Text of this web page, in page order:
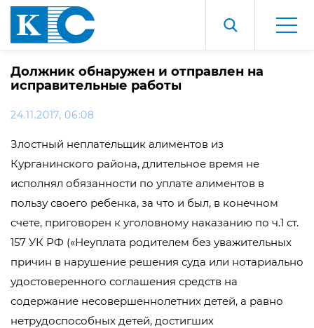
Должник обнаружен и отправлен на
исправительные работы
24.11.2017, 06:08
Злостный неплательщик алиментов из
Курганинского района, длительное время не
исполнял обязанности по уплате алиментов в
пользу своего ребенка, за что и был, в конечном
счете, приговорен к уголовному наказанию по ч.1 ст.
157 УК РФ («Неуплата родителем без уважительных
причин в нарушение решения суда или нотариально
удостоверенного соглашения средств на
содержание несовершеннолетних детей, а равно
нетрудоспособных детей, достигших